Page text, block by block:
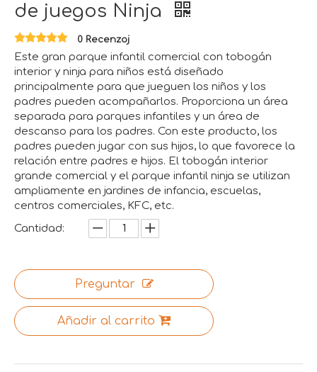
de juegos Ninja
0 Recenzoj
Este gran parque infantil comercial con tobogán
interior y ninja para niños está diseñado
principalmente para que jueguen los niños y los
padres pueden acompañarlos. Proporciona un área
separada para parques infantiles y un área de
descanso para los padres. Con este producto, los
padres pueden jugar con sus hijos, lo que favorece la
relación entre padres e hijos. El tobogán interior
grande comercial y el parque infantil ninja se utilizan
ampliamente en jardines de infancia, escuelas,
centros comerciales, KFC, etc.
Cantidad:
Preguntar
Añadir al carrito